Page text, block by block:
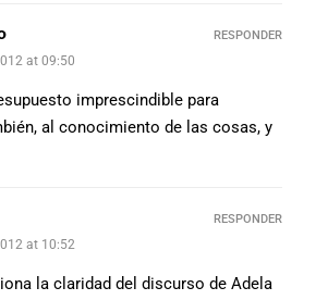
at 09:50
imprescindible para
al conocimiento de las cosas, y
RESPONDER
at 10:52
la claridad del discurso de Adela
RESPONDER